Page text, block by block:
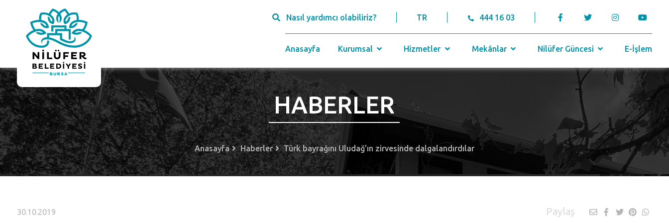
Nasıl yardımcı olabiliriz? TR 444 16 03
Anasayfa Kurumsal Hizmetler Mekânlar Nilüfer Güncesi E-İşlem
HABERLER
Anasayfa Haberler Türk bayrağını Uludağ’ın zirvesinde dalgalandırdılar
30.10.2019 Paylaş